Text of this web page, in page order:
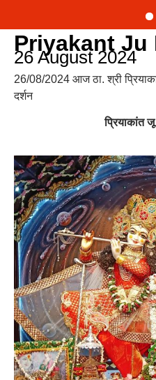
Priyakant Ju
26 August 2024
26/08/2024 आज ठा. श्री
दर्शन
प्रियाकांत जू